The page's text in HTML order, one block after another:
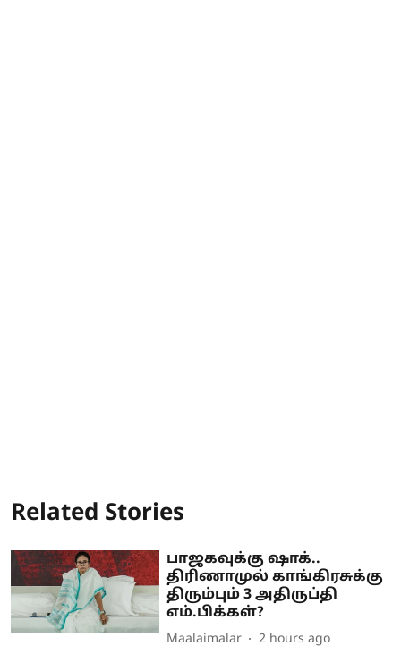
Related Stories
பாஜகவுக்கு ஷாக்..
திரிணாமுல் காங்கிரசுக்கு
திரும்பும் 3 அதிருப்தி
எம்.பிக்கள்?
Maalaimalar 2 hours ago